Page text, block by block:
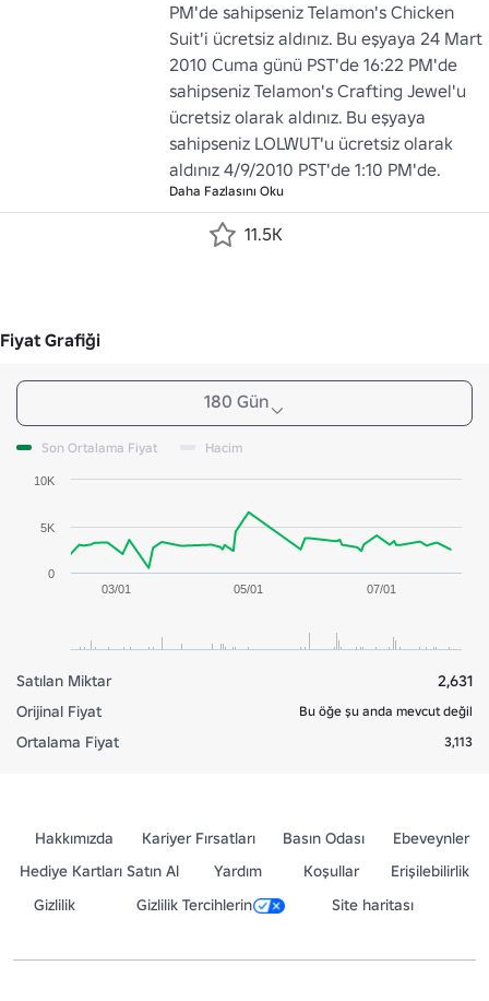
PM'de sahipseniz Telamon's Chicken
Suit'i ücretsiz aldınız. Bu eşyaya 24 Mart
2010 Cuma günü PST'de 16:22 PM'de
sahipseniz Telamon's Crafting Jewel'u
ücretsiz olarak aldınız. Bu eşyaya
sahipseniz LOLWUT'u ücretsiz olarak
aldınız 4/9/2010 PST'de 1:10 PM'de.
Daha Fazlasını Oku
11.5K
Fiyat Grafiği
180 Gün
Son Ortalama Fiyat Hacim
03/01 05/01 07/01
0
5K
10K
Satılan Miktar
2,631
Orijinal Fiyat
Bu öğe şu anda mevcut değil
Ortalama Fiyat 3,113
Hakkımızda Kariyer Fırsatları Basın Odası
Ebeveynler
Hediye Kartları Satın Al
Yardım Koşullar
Erişilebilirlik
Gizlilik
Gizlilik Tercihlerin Site haritası